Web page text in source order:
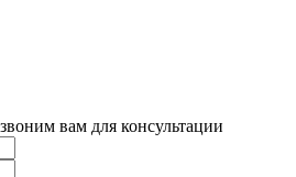
вам для консультации